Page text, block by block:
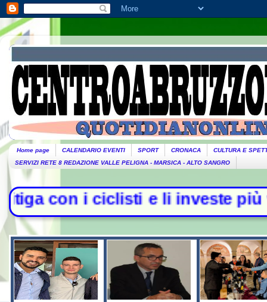
Home page CALENDARIO EVENTI SPORT CRONACA
CULTURA E
SERVIZI RETE 8 REDAZIONE VALLE PELIGNA - MARSICA - ALTO SANGRO
e li investe più volte